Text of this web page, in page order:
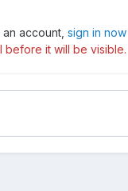
account, sign in now
before it will be visible.